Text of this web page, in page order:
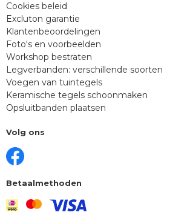
Cookies beleid
Excluton garantie
Klantenbeoordelingen
Foto's en voorbeelden
Workshop bestraten
Legverbanden: verschillende soorten
Voegen van tuintegels
Keramische tegels schoonmaken
Opsluitbanden plaatsen
Volg ons
Betaalmethoden